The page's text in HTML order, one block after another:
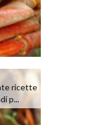
ricette
p...